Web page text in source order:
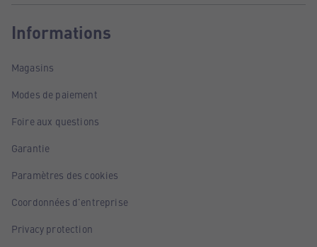
Informations
Magasins
Modes de paiement
Foire aux questions
Garantie
Paramètres des cookies
Coordonnées d'entreprise
Privacy protection